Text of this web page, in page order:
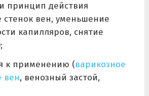
принцип действия
стенок вен, уменьшение
капилляров, снятие
к применению (варикозное
вен, венозный застой,